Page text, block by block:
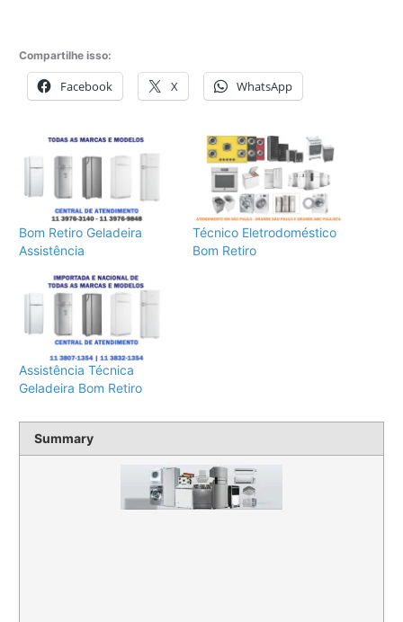
Compartilhe isso:
Facebook X WhatsApp
Bom Retiro Geladeira
Assistência
Técnico Eletrodoméstico
Bom Retiro
Assistência Técnica
Geladeira Bom Retiro
Summary